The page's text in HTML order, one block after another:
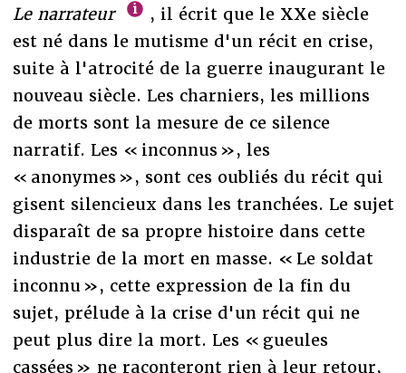
Le narrateur
, il écrit que le XXe siècle
est né dans le mutisme d'un récit en crise,
suite à l'atrocité de la guerre inaugurant le
nouveau siècle. Les charniers, les millions
de morts sont la mesure de ce silence
narratif. Les « inconnus », les
« anonymes », sont ces oubliés du récit qui
gisent silencieux dans les tranchées. Le sujet
disparaît de sa propre histoire dans cette
industrie de la mort en masse. « Le soldat
inconnu », cette expression de la fin du
sujet, prélude à la crise d'un récit qui ne
peut plus dire la mort. Les « gueules
cassées » ne raconteront rien à leur retour,